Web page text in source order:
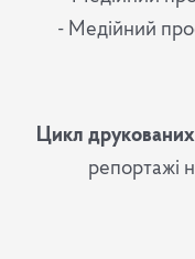
- Медійний
Цикл друкованих
репортажі